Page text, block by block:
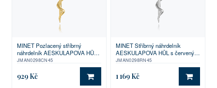
MINET Pozlacený stříbrný
náhrdelník AESKULAPOVA HŮL s
červeným zirkonem
JMAN0298CN45
929 Kč DO KOŠÍKU
MINET Stříbrný náhrdelník
AESKULAPOVA HŮL s červeným
zirkonem
JMAN0298RN45
1 169 Kč DO